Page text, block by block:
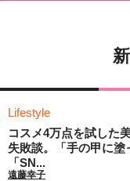
Lifestyle
コスメ4万点を試した
失敗談。「手の甲に塗
「SN...
遠藤幸子